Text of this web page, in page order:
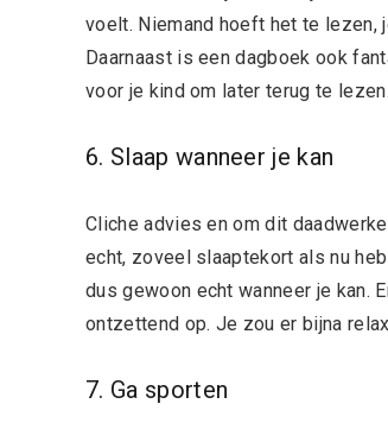
voelt. Niemand hoeft het te lezen,
Daarnaast is een dagboek ook
voor je kind om later terug te lezen.
6. Slaap wanneer je kan
Cliche advies en om dit
echt, zoveel slaaptekort als nu
dus gewoon echt wanneer je kan.
ontzettend op. Je zou er bijna
7. Ga sporten